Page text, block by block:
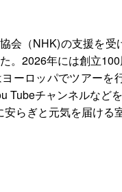
会（NHK)の支援を
。2026年には創立
ーロッパでツアー
チャンネルな
らぎと元気を届ける